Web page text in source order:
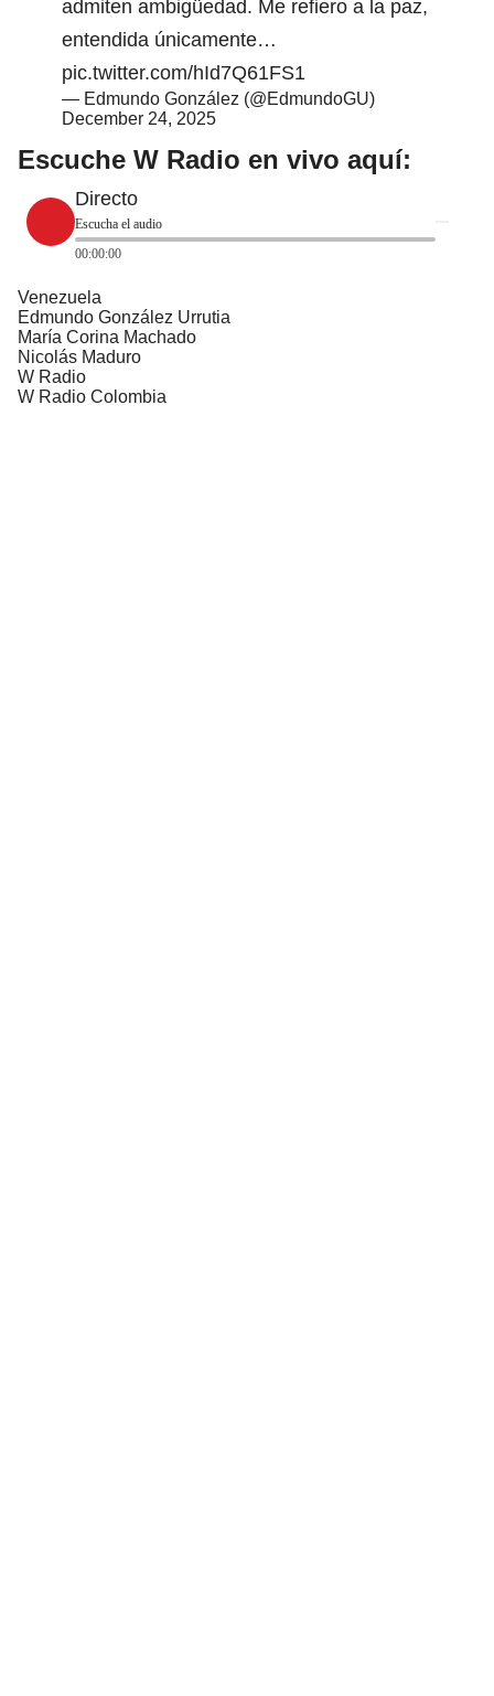
admiten ambigüedad. Me refiero a la paz,
entendida únicamente…
pic.twitter.com/hId7Q61FS1
— Edmundo González (@EdmundoGU)
December 24, 2025
Escuche W Radio en vivo aquí:
Directo
Escucha el audio
00:00:00
Venezuela
Edmundo González Urrutia
María Corina Machado
Nicolás Maduro
W Radio
W Radio Colombia